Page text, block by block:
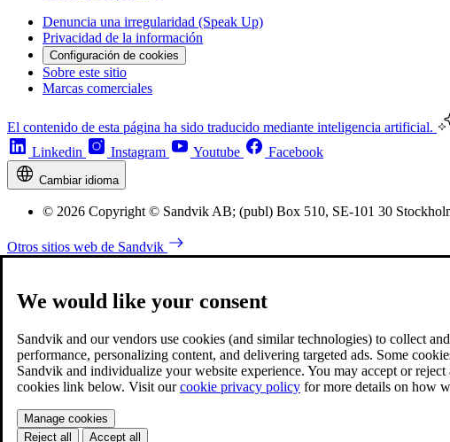
Denuncia una irregularidad (Speak Up)
Privacidad de la información
Configuración de cookies
Sobre este sitio
Marcas comerciales
El contenido de esta página ha sido traducido mediante inteligencia artificial.
Linkedin
Instagram Youtube Facebook
Cambiar idioma
© 2026 Copyright © Sandvik AB; (publ) Box 510, SE-101 30
Otros sitios web de Sandvik
We would like your consent
Sandvik and our vendors use cookies (and similar technologies) to collect
performance, personalizing content, and delivering targeted ads. Some
Sandvik and individualize your website experience. You may accept or
cookies link below. Visit ourcookie privacy policy for more details on how
Manage cookies
Reject all
Accept all